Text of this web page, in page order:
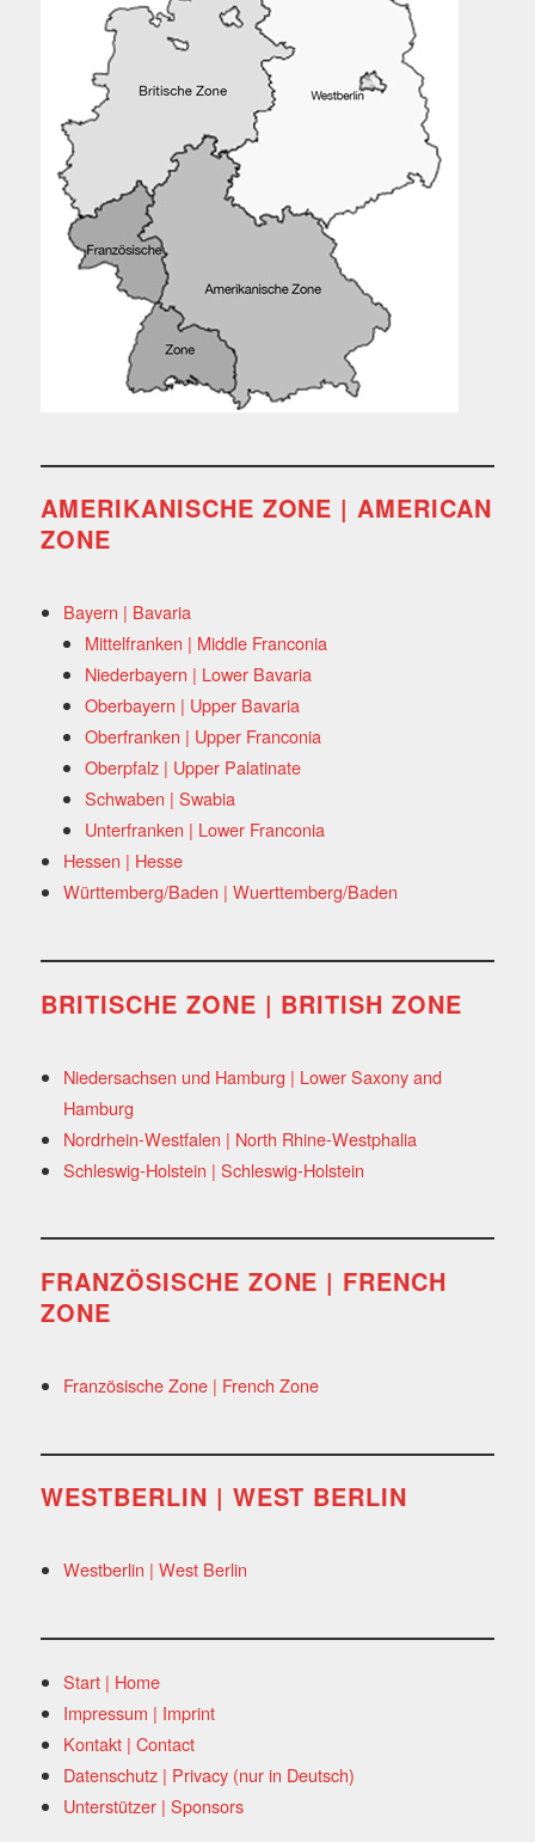
AMERIKANISCHE ZONE | AMERICAN
ZONE
Bayern | Bavaria
Mittelfranken | Middle Franconia
Niederbayern | Lower Bavaria
Oberbayern | Upper Bavaria
Oberfranken | Upper Franconia
Oberpfalz | Upper Palatinate
Schwaben | Swabia
Unterfranken | Lower Franconia
Hessen | Hesse
Württemberg/Baden | Wuerttemberg/Baden
BRITISCHE ZONE | BRITISH ZONE
Niedersachsen und Hamburg | Lower Saxony and
Hamburg
Nordrhein-Westfalen | North Rhine-Westphalia
Schleswig-Holstein | Schleswig-Holstein
FRANZÖSISCHE ZONE | FRENCH
ZONE
Französische Zone | French Zone
WESTBERLIN | WEST BERLIN
Westberlin | West Berlin
Start | Home
Impressum | Imprint
Kontakt | Contact
Datenschutz | Privacy (nur in Deutsch)
Unterstützer | Sponsors